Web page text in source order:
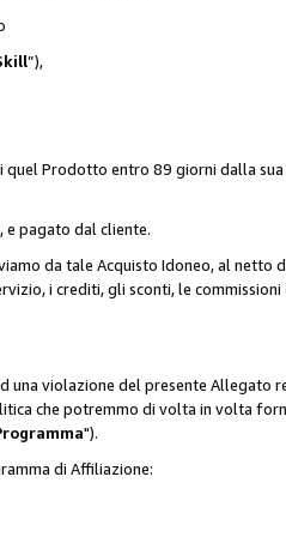
”),
Prodotto entro 89 giorni dalla sua
pagato dal cliente.
da tale Acquisto Idoneo, al netto
i crediti, gli sconti, le
una violazione del presente Allegato
che potremmo di volta in volta
").
di Affiliazione: